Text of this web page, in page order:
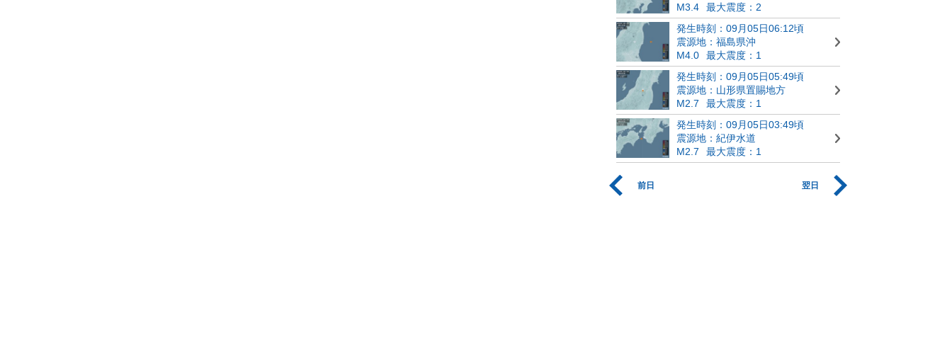
M3.4
最大震度：2
発生時刻：09月05日06:12頃
震源地：福島県沖
M4.0
最大震度：1
発生時刻：09月05日05:49頃
震源地：山形県置賜地方
M2.7
最大震度：1
発生時刻：09月05日03:49頃
震源地：紀伊水道
M2.7
最大震度：1
前日 翌日